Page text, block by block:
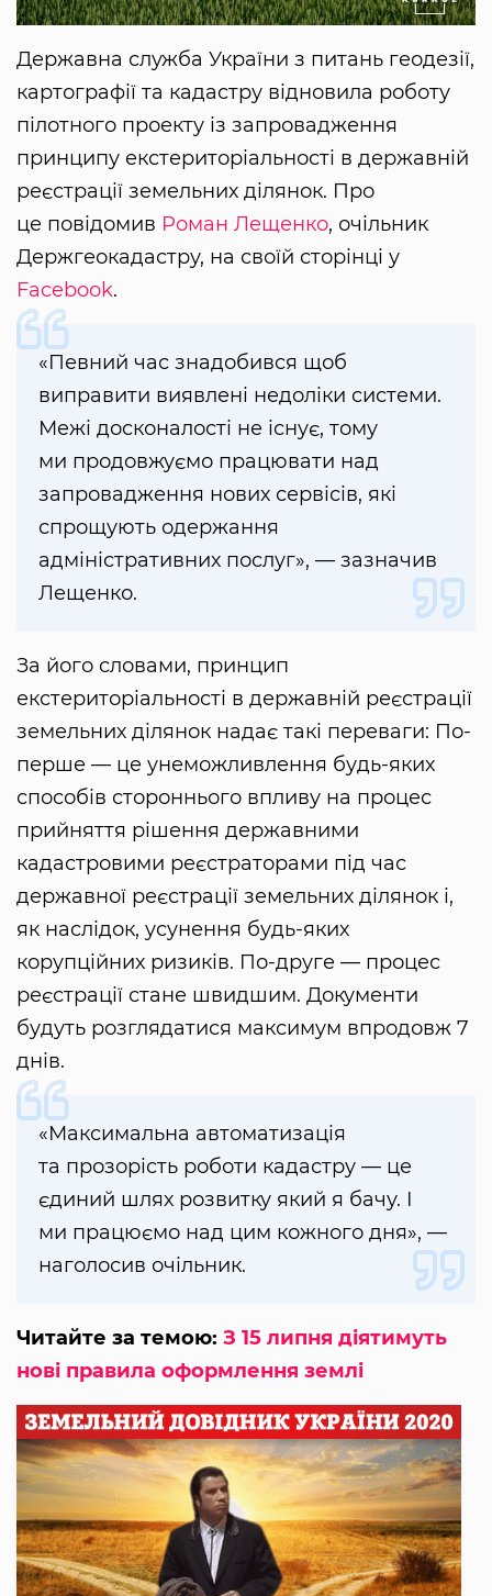
Державна служба України з питань геодезії,
картографії та кадастру відновила роботу
пілотного проекту із запровадження
принципу екстериторіальності в державній
реєстрації земельних ділянок. Про
це повідомив Роман Лещенко, очільник
Держгеокадастру, на своїй сторінці у
Facebook.
«Певний час знадобився щоб
виправити виявлені недоліки системи.
Межі досконалості не існує, тому
ми продовжуємо працювати над
запровадження нових сервісів, які
спрощують одержання
адміністративних послуг», — зазначив
Лещенко.
За його словами, принцип
екстериторіальності в державній реєстрації
земельних ділянок надає такі переваги: По-
перше — це унеможливлення будь-яких
способів стороннього впливу на процес
прийняття рішення державними
кадастровими реєстраторами під час
державної реєстрації земельних ділянок і,
як наслідок, усунення будь-яких
корупційних ризиків. По-друге — процес
реєстрації стане швидшим. Документи
будуть розглядатися максимум впродовж 7
днів.
«Максимальна автоматизація
та прозорість роботи кадастру — це
єдиний шлях розвитку який я бачу. І
ми працюємо над цим кожного дня», —
наголосив очільник.
Читайте за темою: З 15 липня діятимуть
нові правила оформлення землі